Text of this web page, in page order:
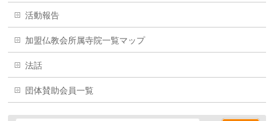
活動報告
加盟仏教会所属寺院一覧マップ
法話
団体賛助会員一覧